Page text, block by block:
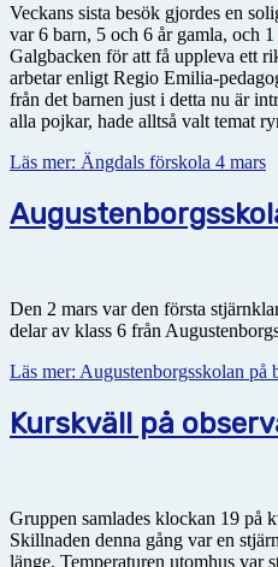
Veckans sista besök gjordes en
var 6 barn, 5 och 6 år gamla, och
Galgbacken för att få uppleva ett
arbetar enligt Regio Emilia-
från det barnen just i detta nu är
alla pojkar, hade alltså valt temat
Läs mer: Ängdals förskola 4 mars
Den 2 mars var den första
delar av klass 6 från
Läs mer: Augustenborgsskolan på
Kurskväll på
Gruppen samlades klockan 19 på
Skillnaden denna gång var en
länge. Temperaturen utomhus var